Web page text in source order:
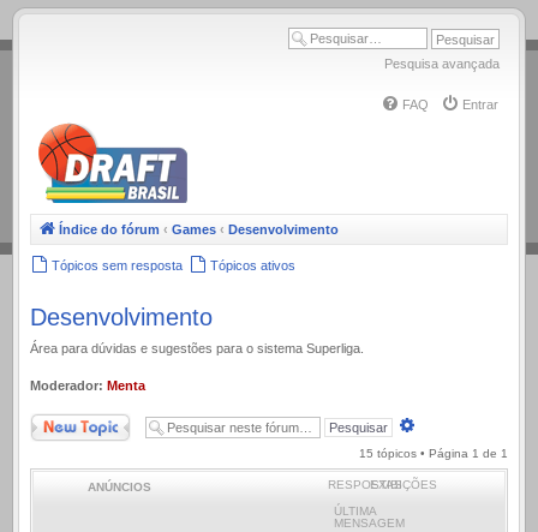
.
Pesquisa avançada
FAQ Entrar
Índice do fórum ‹ Games ‹ Desenvolvimento
Tópicos sem resposta Tópicos ativos
Desenvolvimento
Área para dúvidas e sugestões para o sistema Superliga.
Moderador: Menta
Novo Tópico
15 tópicos • Página 1 de 1
ANÚNCIOS RESPOSTASEXIBIÇÕES
ÚLTIMA
MENSAGEM